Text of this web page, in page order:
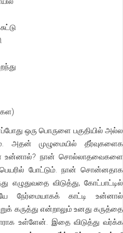
ஒரு பொருளை பகுதியில் அல்ல
அதன் முழுமையில் தீர்வுகளைக
உன்னால்? நான் சொல்லாதவைகளை
பெயரில் போட்டும். நான் சொன்னதாக
எழுதுவதை விடுத்து, கோட்பாட்டில்
நேர்மையாகக் காட்டி உன்னால்
கருத்து என்றாலும் உனது கருத்தை
உள்ளேன். இதை விடுத்து வர்க்க